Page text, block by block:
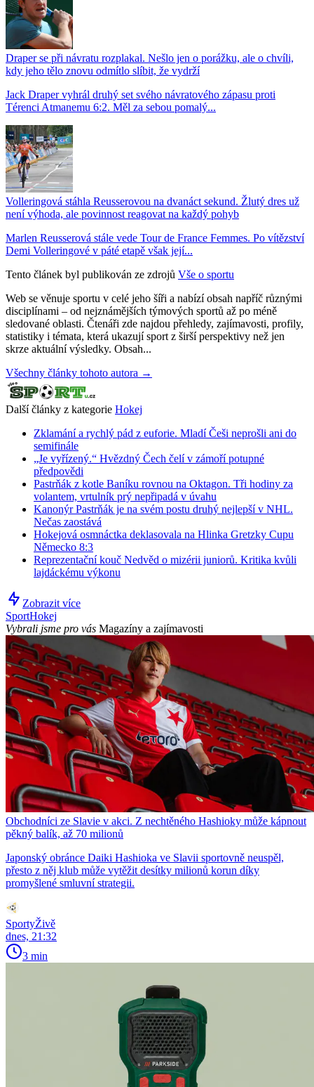
Draper se při návratu rozplakal. Nešlo jen o porážku, ale o chvíli,
kdy jeho tělo znovu odmítlo slíbit, že vydrží
Jack Draper vyhrál druhý set svého návratového zápasu proti
Térenci Atmanemu 6:2. Měl za sebou pomalý...
Volleringová stáhla Reusserovou na dvanáct sekund. Žlutý dres už
není výhoda, ale povinnost reagovat na každý pohyb
Marlen Reusserová stále vede Tour de France Femmes. Po vítězství
Demi Volleringové v páté etapě však její...
Tento článek byl publikován ze zdrojů Vše o sportu
Web se věnuje sportu v celé jeho šíři a nabízí obsah napříč různými
disciplínami – od nejznámějších týmových sportů až po méně
sledované oblasti. Čtenáři zde najdou přehledy, zajímavosti, profily,
statistiky i témata, která ukazují sport z širší perspektivy než jen
skrze aktuální výsledky. Obsah...
Všechny články tohoto autora →
Další články z kategorie Hokej
Zklamání a rychlý pád z euforie. Mladí Češi neprošli ani do
semifinále
„Je vyřízený.“ Hvězdný Čech čelí v zámoří potupné
předpovědi
Pastrňák z kotle Baníku rovnou na Oktagon. Tři hodiny za
volantem, vrtulník prý nepřipadá v úvahu
Kanonýr Pastrňák je na svém postu druhý nejlepší v NHL.
Nečas zaostává
Hokejová osmnáctka deklasovala na Hlinka Gretzky Cupu
Německo 8:3
Reprezentační kouč Nedvěd o mizérii juniorů. Kritika kvůli
lajdáckému výkonu
Zobrazit více
SportHokej
Vybrali jsme pro vás Magazíny a zajímavosti
Obchodníci ze Slavie v akci. Z nechtěného Hashioky může kápnout
pěkný balík, až 70 milionů
Japonský obránce Daiki Hashioka ve Slavii sportovně neuspěl,
přesto z něj klub může vytěžit desítky milionů korun díky
promyšlené smluvní strategii.
SportyŽivě
dnes, 21:32
3 min